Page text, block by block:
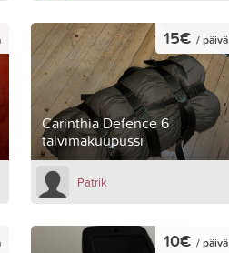
Carinthia Defence 6
talvimakuupussi
15€ / päivä
Patrik
10€ / päivä